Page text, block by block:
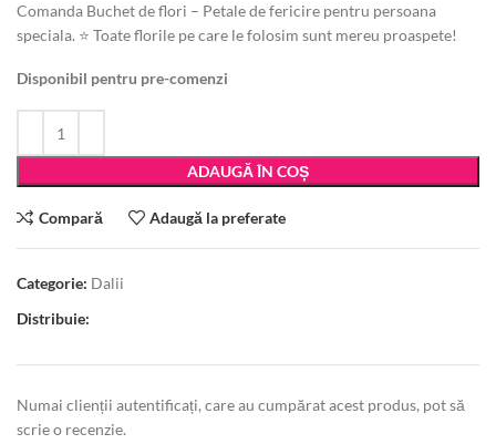
Comanda Buchet de flori – Petale de fericire pentru persoana
speciala. ⭐ Toate florile pe care le folosim sunt mereu proaspete!
Disponibil pentru pre-comenzi
ADAUGĂ ÎN COȘ
Compară Adaugă la preferate
Categorie: Dalii
Distribuie:
Numai clienții autentificați, care au cumpărat acest produs, pot să
scrie o recenzie.